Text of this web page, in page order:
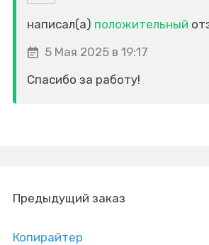
написал(а) положительный
5 Мая 2025 в 19:17
Спасибо за работу!
Предыдущий заказ
Копирайтер